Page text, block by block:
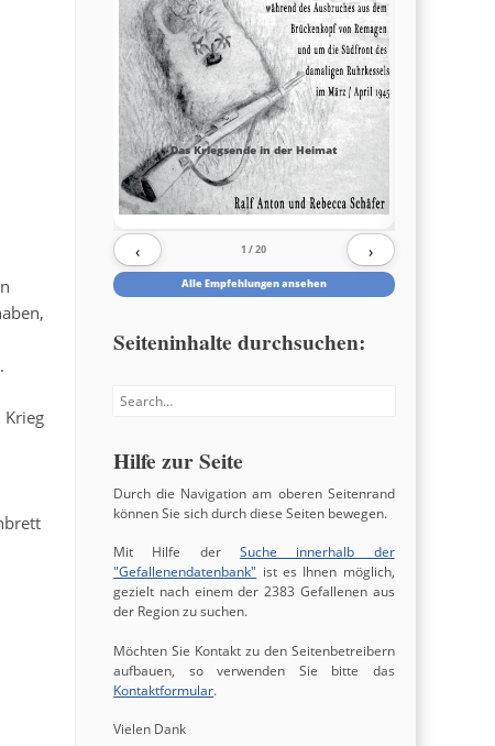
Das Kriegsende in der Heimat
‹ 1 / 20 ›
Alle Empfehlungen ansehen
Seiteninhalte durchsuchen:
Search
Hilfe zur Seite
Durch die Navigation am oberen Seitenrand
können Sie sich durch diese Seiten bewegen.
Mit Hilfe derSuche innerhalb der
"Gefallenendatenbank" ist es Ihnen möglich,
gezielt nach einem der 2383 Gefallenen aus
der Region zu suchen.
Möchten Sie Kontakt zu den Seitenbetreibern
aufbauen, so verwenden Sie bitte das
Kontaktformular.
Vielen Dank